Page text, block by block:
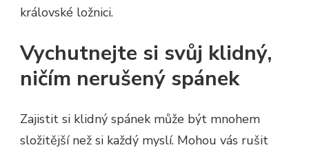
královské ložnici.
Vychutnejte si svůj klidný,
ničím nerušený spánek
Zajistit si klidný spánek může být mnohem
složitější než si každý myslí. Mohou vás rušit